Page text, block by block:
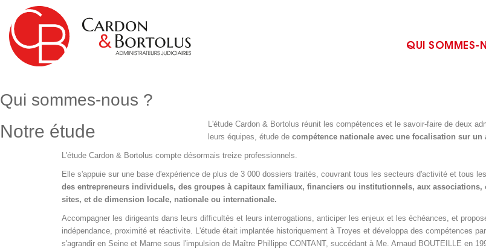
QUI SOMMES-
Qui sommes-nous ?
Notre étude L'étude Cardon & Bortolus réunit les compétences et le savoir-faire de deux
leurs équipes, étude de compétence nationale avec une focalisation sur un
L'étude Cardon & Bortolus compte désormais treize professionnels.
Elle s'appuie sur une base d'expérience de plus de 3 000 dossiers traités, couvrant tous les secteurs d'activité et tous
des entrepreneurs individuels, des groupes à capitaux familiaux, financiers ou institutionnels, aux
sites, et de dimension locale, nationale ou internationale.
Accompagner les dirigeants dans leurs difficultés et leurs interrogations, anticiper les enjeux et les échéances, et
indépendance, proximité et réactivite. L'étude était implantée historiquement à Troyes et développa des compétences
s'agrandir en Seine et Marne sous l'impulsion de Maître Phillippe CONTANT, succédant à Me. Arnaud BOUTEILLE en